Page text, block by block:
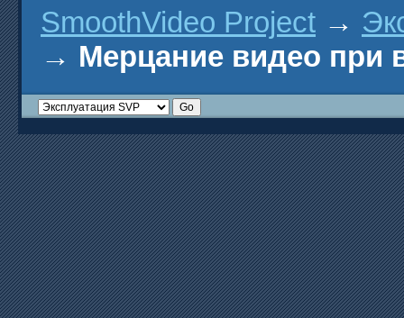
SmoothVideo Project →
→ Мерцание видео при